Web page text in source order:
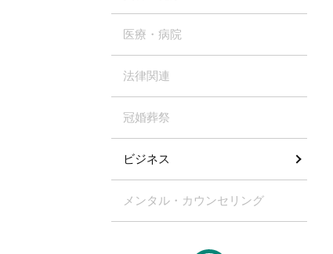
医療・病院
法律関連
冠婚葬祭
ビジネス
メンタル・カウンセリング